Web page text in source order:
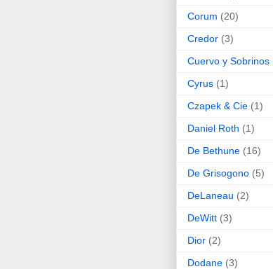
Corum (20)
Credor (3)
Cuervo y Sobrinos
Cyrus (1)
Czapek & Cie (1)
Daniel Roth (1)
De Bethune (16)
De Grisogono (5)
DeLaneau (2)
DeWitt (3)
Dior (2)
Dodane (3)